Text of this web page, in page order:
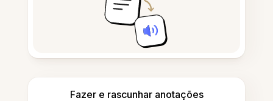
Fazer e rascunhar anotações